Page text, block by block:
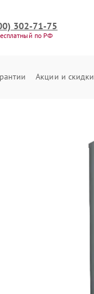
302-71-75
по РФ
Акции и скидки